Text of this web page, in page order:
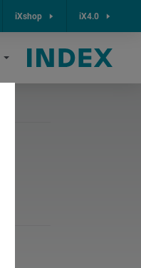
iXshop iX4.0